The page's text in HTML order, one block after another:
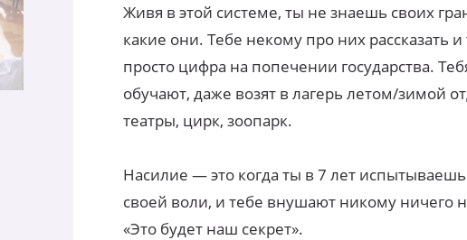
Живя в этой системе, ты не знаешь своих
какие они. Тебе некому про них рассказать
просто цифра на попечении государства.
обучают, даже возят в лагерь летом/зимой
театры, цирк, зоопарк.
Насилие — это когда ты в 7 лет
своей воли, и тебе внушают никому ничего
«Это будет наш секрет».